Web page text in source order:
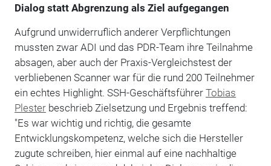
Dialog statt Abgrenzung als Ziel aufgegangen
Aufgrund unwiderruflich anderer Verpflichtungen
mussten zwar ADI und das PDR-Team ihre Teilnahme
absagen, aber auch der Praxis-Vergleichstest der
verbliebenen Scanner war für die rund 200 Teilnehmer
ein echtes Highlight. SSH-Geschäftsführer Tobias
Plesterbeschrieb Zielsetzung und Ergebnis treffend:
"Es war wichtig und richtig, die gesamte
Entwicklungskompetenz, welche sich die Hersteller
zugute schreiben, hier einmal auf eine nachhaltige